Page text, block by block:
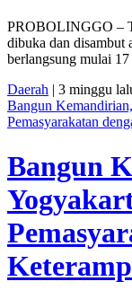
PROBOLINGGO –
dibuka dan disambut
berlangsung mulai 17
Daerah | 3 minggu
Bangun
Pemasyarakatan
Bangun